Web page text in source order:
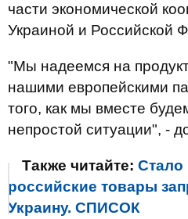
части экономической
Украиной и Российской
"Мы надеемся на
нашими европейскими
того, как мы вместе
непростой ситуации", -
Также читайте: Стало
российские товары
Украину. СПИСОК